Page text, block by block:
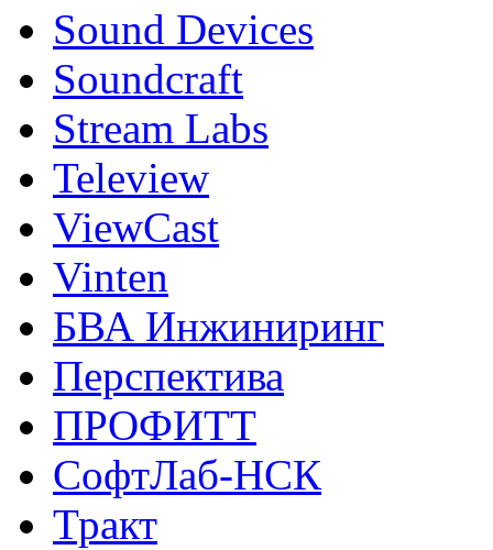
Sound Devices
Soundcraft
Stream Labs
Teleview
ViewCast
Vinten
БВА Инжиниринг
Перспектива
ПРОФИТТ
СофтЛаб-НСК
Тракт